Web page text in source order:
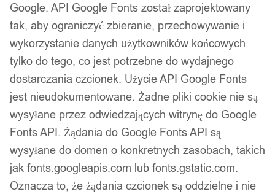
Google. API Google Fonts został zaprojektowany
tak, aby ograniczyć zbieranie, przechowywanie i
wykorzystanie danych użytkowników końcowych
tylko do tego, co jest potrzebne do wydajnego
dostarczania czcionek. Użycie API Google Fonts
jest nieudokumentowane. Żadne pliki cookie nie są
wysyłane przez odwiedzających witrynę do Google
Fonts API. Żądania do Google Fonts API są
wysyłane do domen o konkretnych zasobach, takich
jak fonts.googleapis.com lub fonts.gstatic.com.
Oznacza to, że żądania czcionek są oddzielne i nie